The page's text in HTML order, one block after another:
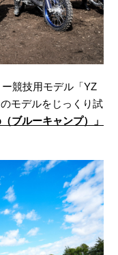
競技用モデル「YZ
モデルをじっくり試
ブルーキャンプ）」